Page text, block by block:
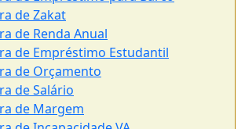
de Zakat
de Renda Anual
de Empréstimo Estudantil
de Orçamento
de Salário
de Margem